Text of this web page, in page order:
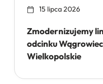
15 lipca 2026
Zmodernizujemy
odcinku
Wielkopolskie